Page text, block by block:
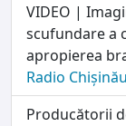
VIDEO |
scufundare a
apropierea
Radio Chișinău
Producătorii